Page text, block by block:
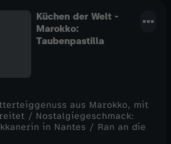
Küchen der Welt -
Marokko:
Taubenpastilla
aus Marokko, mit
/ Nostalgiegeschmack:
in Nantes / Ran an die